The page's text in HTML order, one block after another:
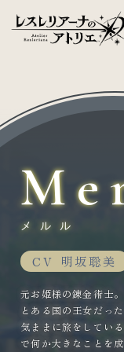
メルル
CV 明坂聡美
元お姫様の錬金術士。
とある国の王女だっ
気ままに旅をしてい
で何か大きなことを